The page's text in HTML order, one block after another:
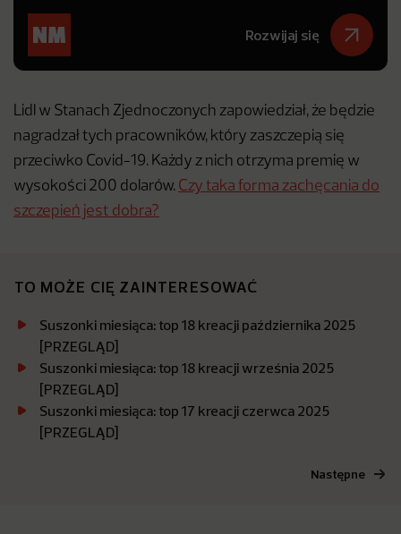
Rozwijaj się
Lidl w Stanach Zjednoczonych zapowiedział, że będzie
nagradzał tych pracowników, który zaszczepią się
przeciwko Covid-19. Każdy z nich otrzyma premię w
wysokości 200 dolarów. Czy taka forma zachęcania do
szczepień jest dobra?
TO MOŻE CIĘ ZAINTERESOWAĆ
Suszonki miesiąca: top 18 kreacji października 2025
[PRZEGLĄD]
Suszonki miesiąca: top 18 kreacji września 2025
[PRZEGLĄD]
Suszonki miesiąca: top 17 kreacji czerwca 2025
[PRZEGLĄD]
Następne